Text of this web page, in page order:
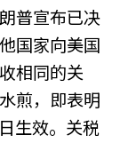
普宣布已决
国家向美国
相同的关
煎，即表明
生效。关税